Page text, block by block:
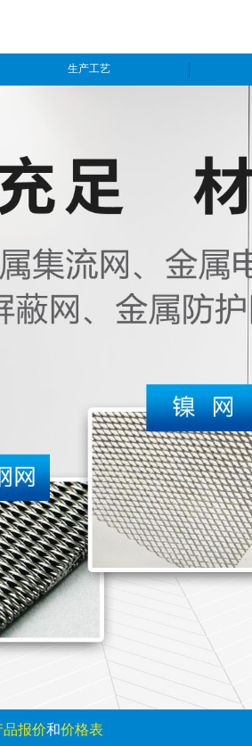
生产工艺
品报价和价格表